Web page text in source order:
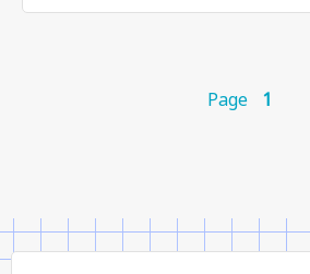
Page 1